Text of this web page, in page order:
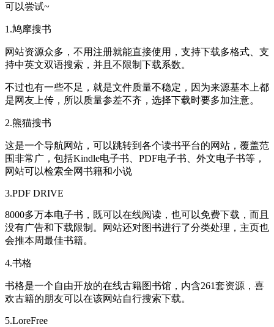
可以尝试~
1.鸠摩搜书
网站资源众多，不用注册就能直接使用，支持下载多格式、支
持中英文双语搜索，并且不限制下载系数。
不过也有一些不足，就是文件质量不稳定，因为来源基本上都
是网友上传，所以质量参差不齐，选择下载时要多加注意。
2.熊猫搜书
这是一个导航网站，可以跳转到各个读书平台的网站，覆盖范
围非常广，包括Kindle电子书、PDF电子书、外文电子书等，
网站可以检索全网书籍和小说
3.PDF DRIVE
8000多万本电子书，既可以在线阅读，也可以免费下载，而且
没有广告和下载限制。网站还对图书进行了分类处理，主页也
会推本周最佳书籍。
4.书格
书格是一个自由开放的在线古籍图书馆，内含261套资源，喜
欢古籍的朋友可以在该网站自行搜索下载。
5.LoreFree